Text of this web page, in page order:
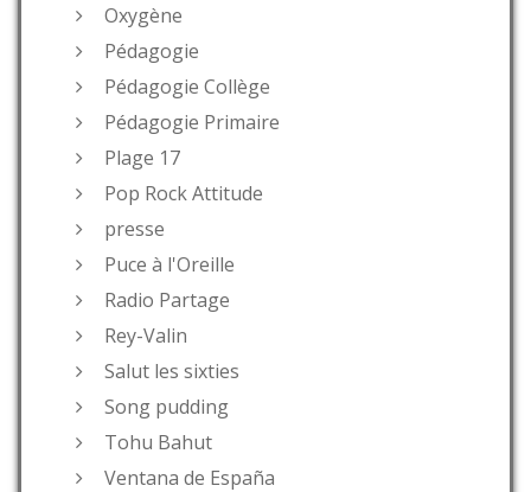
Oxygène
Pédagogie
Pédagogie Collège
Pédagogie Primaire
Plage 17
Pop Rock Attitude
presse
Puce à l'Oreille
Radio Partage
Rey-Valin
Salut les sixties
Song pudding
Tohu Bahut
Ventana de España